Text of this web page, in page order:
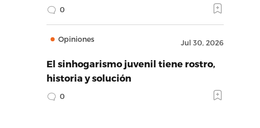
0
Opiniones Jul 30, 2026
El sinhogarismo juvenil tiene rostro,
historia y solución
0